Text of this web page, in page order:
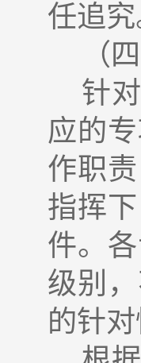
任追
（
针
应的
作职
指挥
件。
级别
的针